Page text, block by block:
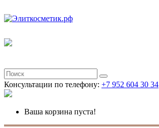
Консультации по телефону: +7 952 604 30 34
Ваша корзина пуста!